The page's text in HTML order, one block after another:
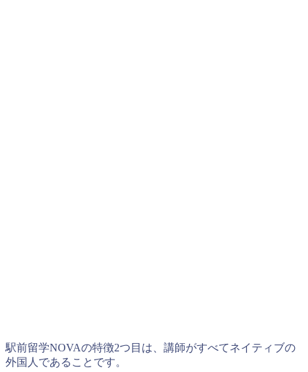
駅前留学NOVAの特徴2つ目は、講師がすべてネイティブの
外国人であることです。